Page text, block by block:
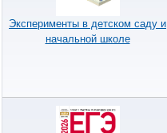
Эксперименты в детском саду и
начальной школе